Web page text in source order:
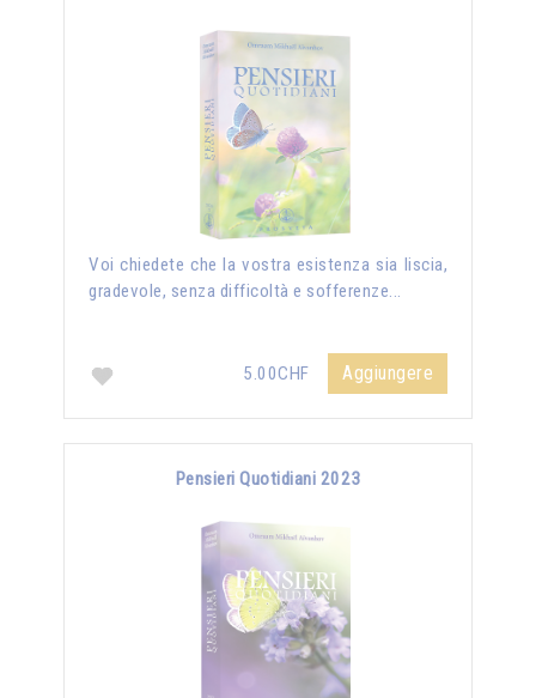
Voi chiedete che la vostra esistenza sia liscia,
gradevole, senza difficoltà e sofferenze...
5.00CHF Aggiungere
Pensieri Quotidiani 2023